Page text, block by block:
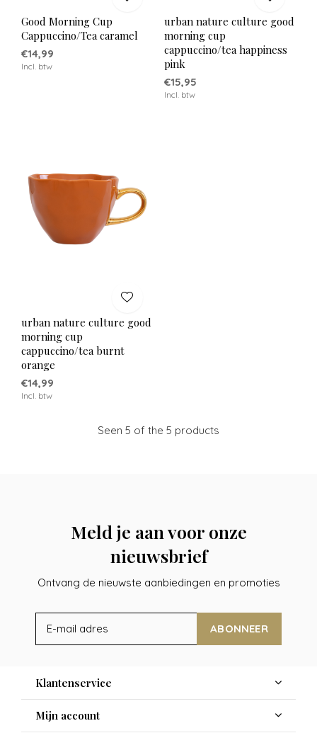
Good Morning Cup
Cappuccino/Tea caramel
€14,99
Incl. btw
urban nature culture good
morning cup
cappuccino/tea happiness
pink
€15,95
Incl. btw
urban nature culture good
morning cup
cappuccino/tea burnt
orange
€14,99
Incl. btw
Seen 5 of the 5 products
Meld je aan voor onze
nieuwsbrief
Ontvang de nieuwste aanbiedingen en promoties
ABONNEER
Klantenservice
Mijn account